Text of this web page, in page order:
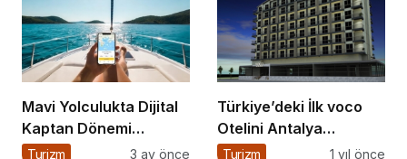
Mavi Yolculukta Dijital
Kaptan Dönemi
Başlıyor
Turizm 3 ay önce
Türkiye’deki İlk voco
Otelini Antalya
Konyaaltı’nda Açıyor
Turizm 1 yıl önce